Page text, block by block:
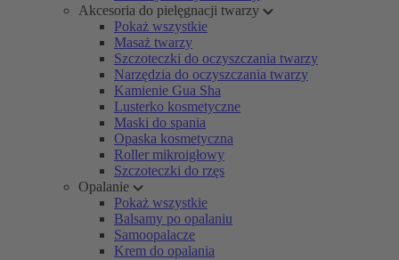
Akcesoria do pielęgnacji twarzy
Pokaż wszystkie
Masaż twarzy
Szczoteczki do oczyszczania twarzy
Narzędzia do oczyszczania twarzy
Kamienie Gua Sha
Lusterko kosmetyczne
Maski do spania
Opaska kosmetyczna
Roller mikroigłowy
Szczoteczki do rzęs
Opalanie
Pokaż wszystkie
Balsamy po opalaniu
Samoopalacze
Krem do opalania